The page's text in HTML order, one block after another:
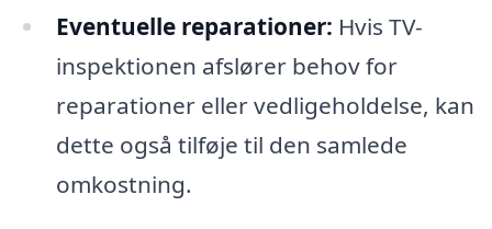
Eventuelle reparationer: Hvis TV-
inspektionen afslører behov for
reparationer eller vedligeholdelse, kan
dette også tilføje til den samlede
omkostning.